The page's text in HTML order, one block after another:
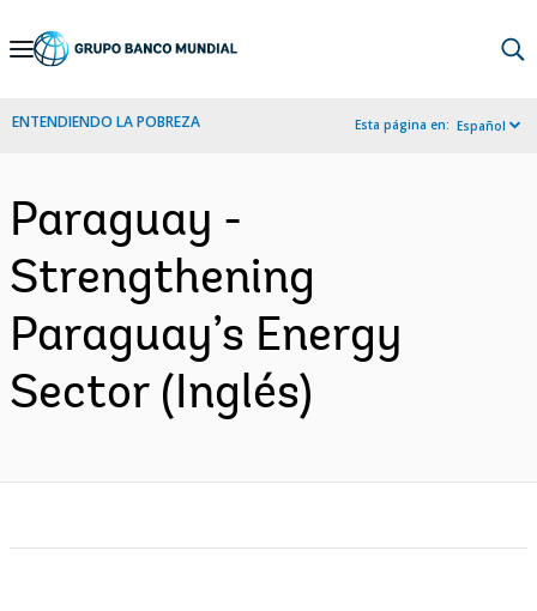
Skip
Navigation
ENTENDIENDO LA POBREZA Esta página en: Español
Paraguay -
Strengthening
Paraguay’s Energy
Sector (Inglés)